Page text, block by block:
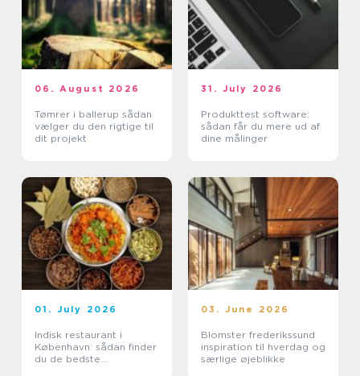
06. August 2026
Tømrer i ballerup sådan
vælger du den rigtige til
dit projekt
31. July 2026
Produkttest software:
sådan får du mere ud af
dine målinger
01. July 2026
Indisk restaurant i
København: sådan finder
du de bedste
03. June 2026
Blomster frederikssund
inspiration til hverdag og
særlige øjeblikke